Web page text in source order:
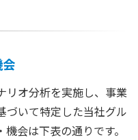
リオ分析を実施し、事業
づいて特定した当社グル
会は下表の通りです。